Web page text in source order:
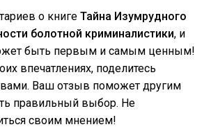
о книге Тайна Изумрудного
болотной криминалистики, и
быть первым и самым ценным!
впечатлениях, поделитесь
Ваш отзыв поможет другим
правильный выбор. Не
своим мнением!